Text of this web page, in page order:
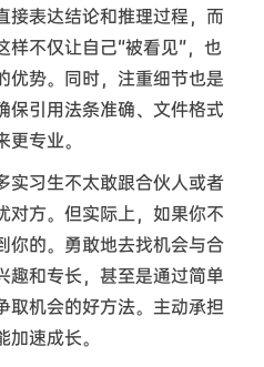
接表达结论和推理过程，而
样不仅让自己“被看见”，也
优势。同时，注重细节也是
保引用法条准确、文件格式
专业。
实习生不太敢跟合伙人或者
对方。但实际上，如果你不
你的。勇敢地去找机会与合
趣和专长，甚至是通过简单
取机会的好方法。主动承担
速成长。